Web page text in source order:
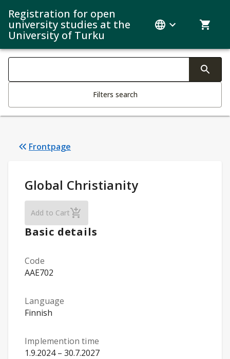
Registration for open
university studies at the
University of Turku
Search filters
Filters search
Frontpage
Study Details:
Global Christianity
Add to CartGlobal Christianity
Basic details
Code
AAE702
Language
Finnish
Implemention time
1.9.2024 – 30.7.2027